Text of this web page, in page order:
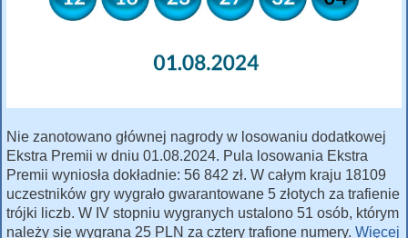
Nie zanotowano głównej nagrody w losowaniu dodatkowej
Ekstra Premii w dniu 01.08.2024. Pula losowania Ekstra
Premii wyniosła dokładnie: 56 842 zł. W całym kraju 18109
uczestników gry wygrało gwarantowane 5 złotych za trafienie
trójki liczb. W IV stopniu wygranych ustalono 51 osób, którym
należy się wygrana 25 PLN za cztery trafione numery. Więcej